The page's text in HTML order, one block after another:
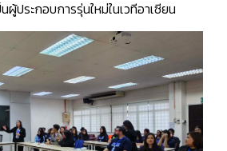
ประกอบการรุ่นใหม่ในเวทีอาเซียน